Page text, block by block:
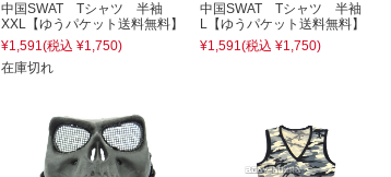
中国SWAT Tシャツ 半袖
XXL【ゆうパケット送料無料】
¥1,591(税込 ¥1,750)
在庫切れ
中国SWAT Tシャツ 半袖
L【ゆうパケット送料無料】
¥1,591(税込 ¥1,750)